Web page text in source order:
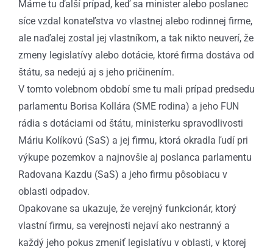
Máme tu ďalší prípad, keď sa minister alebo poslanec
síce vzdal konateľstva vo vlastnej alebo rodinnej firme,
ale naďalej zostal jej vlastníkom, a tak nikto neuverí, že
zmeny legislatívy alebo dotácie, ktoré firma dostáva od
štátu, sa nedejú aj s jeho pričinením.
V tomto volebnom období sme tu mali prípad predsedu
parlamentu Borisa Kollára (SME rodina) a jeho FUN
rádia s dotáciami od štátu, ministerku spravodlivosti
Máriu Kolíkovú (SaS) a jej firmu, ktorá okradla ľudí pri
výkupe pozemkov a najnovšie aj poslanca parlamentu
Radovana Kazdu (SaS) a jeho firmu pôsobiacu v
oblasti odpadov.
Opakovane sa ukazuje, že verejný funkcionár, ktorý
vlastní firmu, sa verejnosti nejaví ako nestranný a
každý jeho pokus zmeniť legislatívu v oblasti, v ktorej